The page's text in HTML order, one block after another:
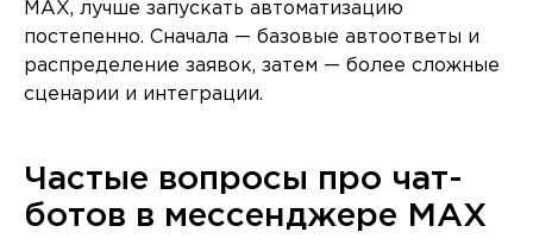
MAX, лучше запускать автоматизацию
постепенно. Сначала — базовые автоответы и
распределение заявок, затем — более сложные
сценарии и интеграции.
Частые вопросы про чат-
ботов в мессенджере MAX